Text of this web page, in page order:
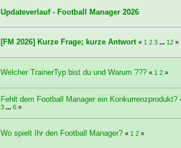
Updateverlauf - Football Manager 2026
[FM 2026] Kurze Frage; kurze Antwort « 1 2 3 ... 12»
Welcher TrainerTyp bist du und Warum ??? « 1 2»
Fehlt dem Football Manager ein Konkurrenzprodukt?
3 ... 6»
Wo spielt Ihr den Football Manager? « 1 2»